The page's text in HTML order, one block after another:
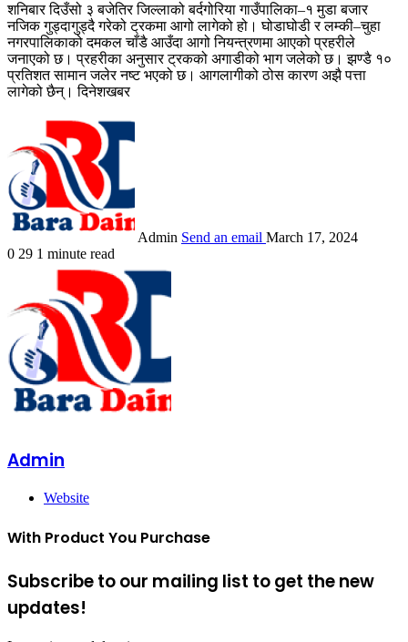
शनिबार दिउँसो ३ बजेतिर जिल्लाको बर्दगोरिया गाउँपालिका–१ मुडा बजार
नजिक गुड्दागुड्दै गरेको ट्रकमा आगो लागेको हो। घोडाघोडी र लम्की–चुहा
नगरपालिकाको दमकल चाँडै आउँदा आगो नियन्त्रणमा आएको प्रहरीले
जनाएको छ। प्रहरीका अनुसार ट्रकको अगाडीको भाग जलेको छ। झण्डै १०
प्रतिशत सामान जलेर नष्ट भएको छ। आगलागीको ठोस कारण अझै पत्ता
लागेको छैन्। दिनेशखबर
Admin Send an email March 17, 2024
0 29 1 minute read
Admin
Website
With Product You Purchase
Subscribe to our mailing list to get the new
updates!